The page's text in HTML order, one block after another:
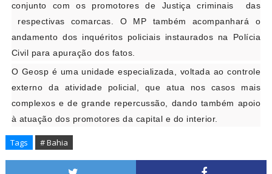
conjunto com os promotores de Justiça criminais das
respectivas comarcas. O MP também acompanhará o
andamento dos inquéritos policiais instaurados na Polícia
Civil para apuração dos fatos.
O Geosp é uma unidade especializada, voltada ao controle
externo da atividade policial, que atua nos casos mais
complexos e de grande repercussão, dando também apoio
à atuação dos promotores da capital e do interior.
Tags # Bahia